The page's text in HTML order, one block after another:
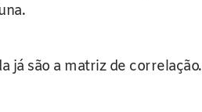
já são a matriz de correlação.